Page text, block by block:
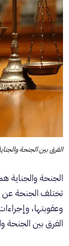
الفرق بين الجنحة
الجنحة والجناية
تختلف الجنحة عن
وعقوبتها،
الفرق بين الجنحة